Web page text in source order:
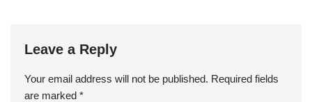
Leave a Reply
Your email address will not be published. Required fields
are marked *